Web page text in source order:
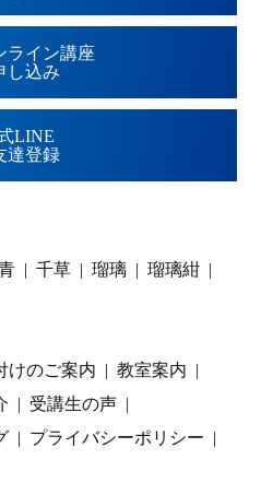
ライン講座
し込み
LINE
達登録
千草 瑠璃
瑠璃紺
けのご案内
教室案内
受講生の声
プライバシーポリシー